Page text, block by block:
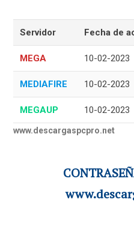
Servidor Fecha de
MEGA 10-02-2023
MEDIAFIRE 10-02-2023
MEGAUP 10-02-2023
www.descargaspcpro.net